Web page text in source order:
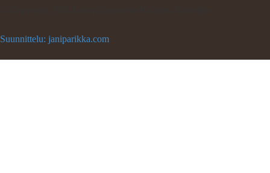
Suunnittelu: janiparikka.com